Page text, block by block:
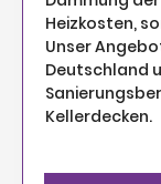
Heizkosten,
Unser
Deutschland
Kellerdecken.